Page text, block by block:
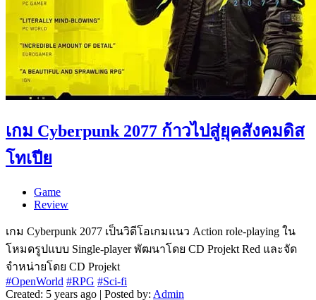
เกม Cyberpunk 2077 ก้าวไปสู่ยุคสังคมดิส
โทเปีย
Game
Review
เกม Cyberpunk 2077 เป็นวิดีโอเกมแนว Action role-playing ใน
โหมดรูปแบบ Single-player พัฒนาโดย CD Projekt Red และจัด
จำหน่ายโดย CD Projekt
#OpenWorld #RPG #Sci-fi
Created: 5 years ago | Posted by: Admin